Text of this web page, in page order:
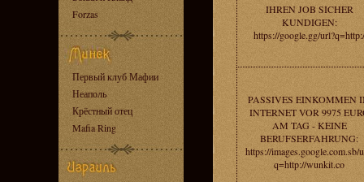
Forzas
Первый клуб Мафии
Неаполь
Крёстный отец
Mafia Ring
IHREN JOB SICHER
KUNDIGEN:
https://google.gg/url?q=http:/
PASSIVES EINKOMMEN
INTERNET VOR 9975
AM TAG - KEINE
BERUFSERFAHRUNG:
https://images.google.com.sb/
q=http://wunkit.co